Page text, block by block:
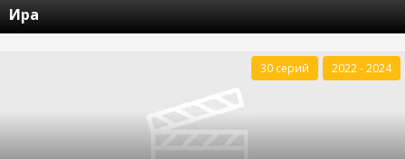
Ира
30 серий 2022 - 2024